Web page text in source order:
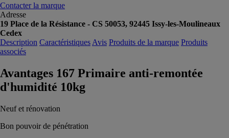
Contacter la marque
Adresse
19 Place de la Résistance - CS 50053, 92445 Issy-les-Moulineaux
Cedex
Description Caractéristiques Avis Produits de la marque Produits
associés
Avantages 167 Primaire anti-remontée
d'humidité 10kg
Neuf et rénovation
Bon pouvoir de pénétration